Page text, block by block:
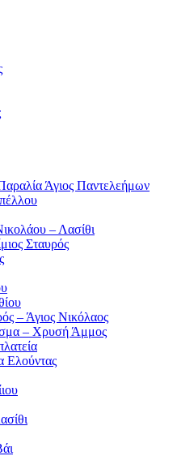
Άγιος Παντελεήμων
– Λασίθι
Σταυρός
– Άγιος Νικόλαος
– Χρυσή Άμμος
Ελούντας